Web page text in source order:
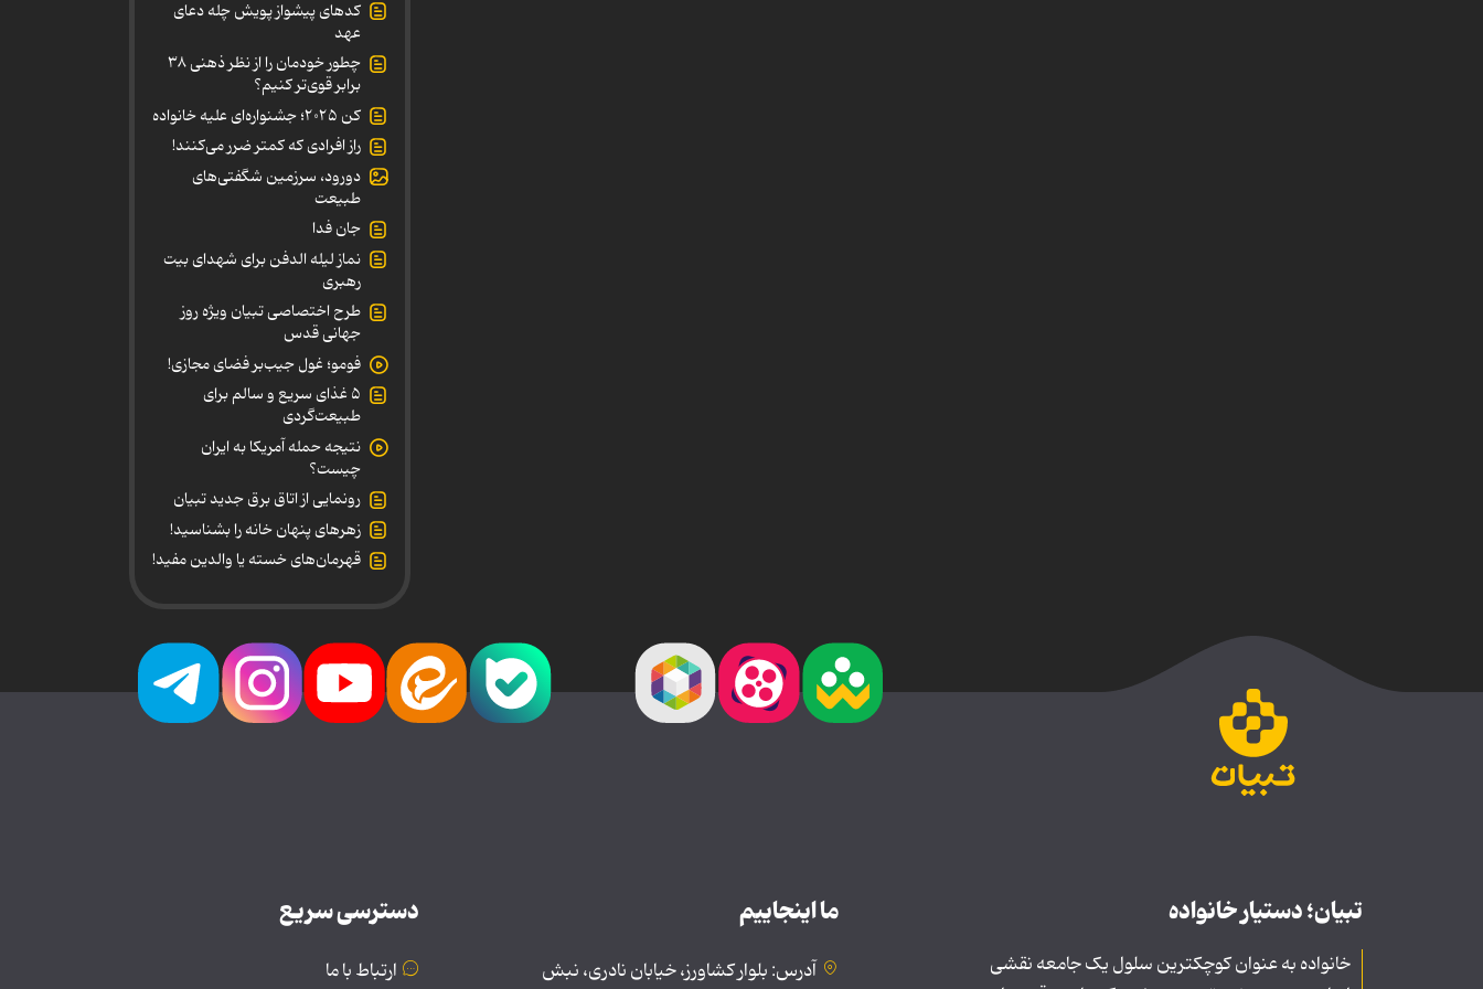
کدهای پیشواز پویش چله دعای
عهد
چطور خودمان را از نظر ذهنی ۳۸
برابر قوی‌تر کنیم؟
کن ۲۰۲۵؛ جشنواره‌ای علیه خانواده
راز افرادی که کمتر ضرر می‌کنند!
دورود، سرزمین شگفتی‌های
طبیعت
جان فدا
نماز لیله الدفن برای شهدای بیت
رهبری
طرح اختصاصی تبیان ویژه روز
جهانی قدس
فومو؛ غول جیب‌بر فضای مجازی!
۵ غذای سریع و سالم برای
طبیعت‌گردی
نتیجه حمله آمریکا به ایران
چیست؟
رونمایی از اتاق برق جدید تبیان
زهرهای پنهان خانه را بشناسید!
قهرمان‌های خسته یا والدین مفید!
تبیان؛ دستیار خانواده
خانواده به عنوان کوچکترین سلول یک جامعه نقشی
ما اینجاییم
آدرس: بلوار کشاورز، خیابان نادری، نبش
دسترسی سریع
ارتباط با ما